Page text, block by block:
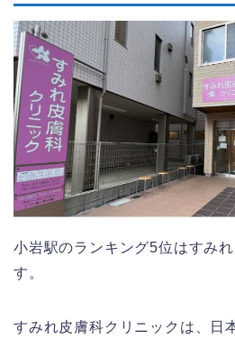
小岩駅のランキング5位はすみ
す。
すみれ皮膚科クリニックは、日